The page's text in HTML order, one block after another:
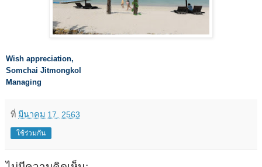
Wish appreciation,
Somchai Jitmongkol
Managing
ที่ มีนาคม 17, 2563
ใช้ร่วมกัน